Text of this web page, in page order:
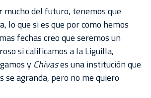
mucho del futuro, tenemos que
lo que si es que por como hemos
fechas creo que seremos un
si calificamos a la Liguilla,
y Chivases una institución que
se agranda, pero no me quiero